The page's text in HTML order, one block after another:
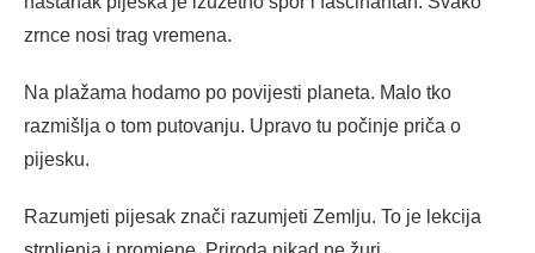
zrnce nosi trag vremena.
Na plažama hodamo po povijesti planeta. Malo tko
razmišlja o tom putovanju. Upravo tu počinje priča o
pijesku.
Razumjeti pijesak znači razumjeti Zemlju. To je lekcija